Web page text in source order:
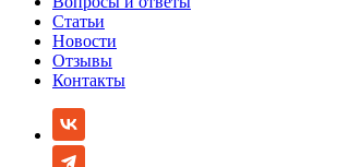
Статьи
Новости
Отзывы
Контакты